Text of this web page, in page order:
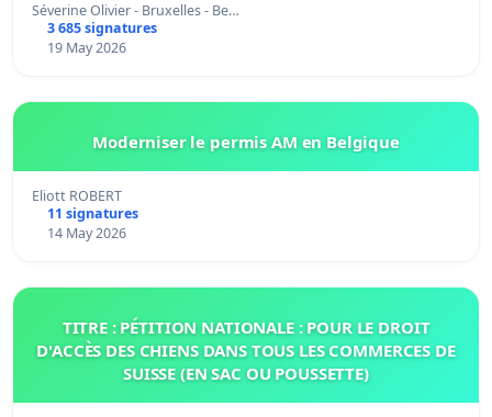
Séverine Olivier - Bruxelles - Be…
3 685 signatures
19 May 2026
Moderniser le permis AM en Belgique
Eliott ROBERT
11 signatures
14 May 2026
TITRE : PÉTITION NATIONALE : POUR LE DROIT
D'ACCÈS DES CHIENS DANS TOUS LES COMMERCES DE
SUISSE (EN SAC OU POUSSETTE)